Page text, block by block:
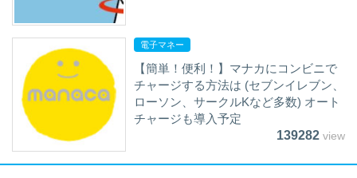
電子マネー
【簡単！便利！】マナカにコンビニで
チャージする方法は (セブンイレブン、
ローソン、サークルKなど多数) オート
チャージも導入予定
139282view